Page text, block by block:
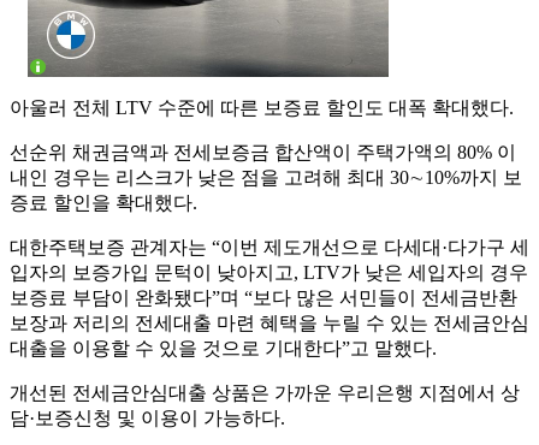
아울러 전체 LTV 수준에 따른 보증료 할인도 대폭 확대했다.
선순위 채권금액과 전세보증금 합산액이 주택가액의 80% 이
내인 경우는 리스크가 낮은 점을 고려해 최대 30∼10%까지 보
증료 할인을 확대했다.
대한주택보증 관계자는 “이번 제도개선으로 다세대·다가구 세
입자의 보증가입 문턱이 낮아지고, LTV가 낮은 세입자의 경우
보증료 부담이 완화됐다”며 “보다 많은 서민들이 전세금반환
보장과 저리의 전세대출 마련 혜택을 누릴 수 있는 전세금안심
대출을 이용할 수 있을 것으로 기대한다”고 말했다.
개선된 전세금안심대출 상품은 가까운 우리은행 지점에서 상
담·보증신청 및 이용이 가능하다.